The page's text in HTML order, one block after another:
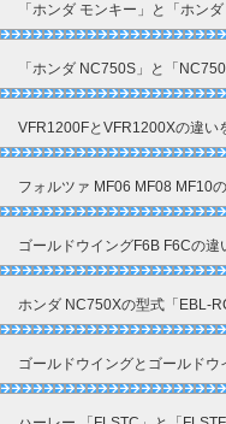
「ホンダ モンキー」と「ホン
「ホンダ NC750S」と「
VFR1200FとVFR1200Xの違い
フォルツァ MF06 MF08 MF10
ゴールドウイングF6B F6Cの違
ホンダ NC750Xの型式「EBL-
ゴールドウイングとゴールドウ